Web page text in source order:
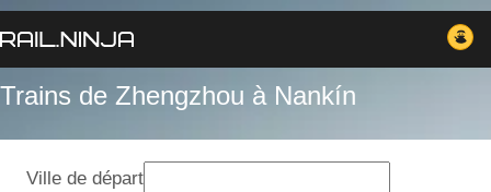
Trains de Zhengzhou à Nankín
Ville de départ